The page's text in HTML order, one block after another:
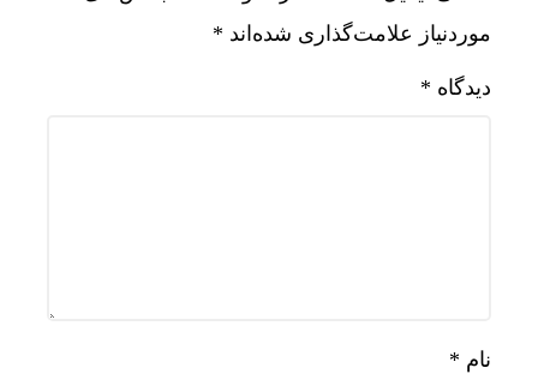
موردنیاز علامت‌گذاری شده‌اند *
دیدگاه *
نام *